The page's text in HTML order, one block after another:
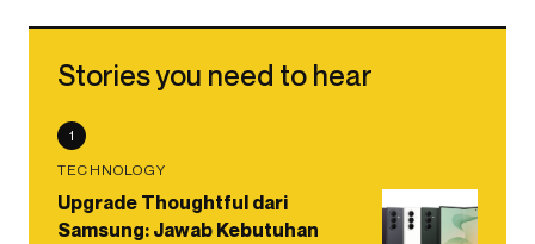
Stories you need to hear
1
TECHNOLOGY
Upgrade Thoughtful dari
Samsung: Jawab Kebutuhan